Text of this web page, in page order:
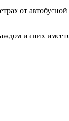
от
из них